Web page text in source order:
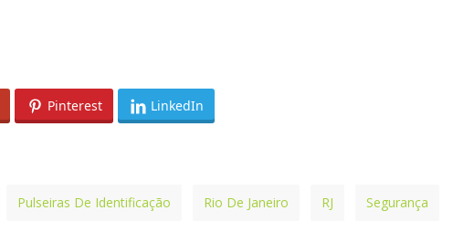
Pinterest LinkedIn
Pulseiras De Identificação Rio De Janeiro RJ Segurança